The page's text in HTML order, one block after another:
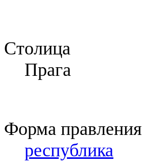
Столица
Прага
Форма правления
республика